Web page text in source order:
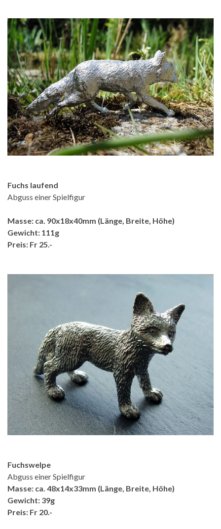
Fuchs laufend
Abguss einer Spielfigur
Masse: ca. 90x18x40mm (Länge, Breite, Höhe)
Gewicht: 111g
Preis: Fr 25.-
Fuchswelpe
Abguss einer Spielfigur
Masse: ca. 48x14x33mm (Länge, Breite, Höhe)
Gewicht: 39g
Preis: Fr 20.-